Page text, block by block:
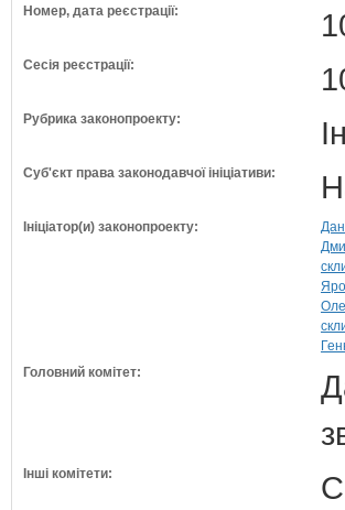
Номер, дата реєстрації:
Сесія реєстрації:
Рубрика законопроекту:
Суб'єкт права законодавчої ініціативи:
Ініціатор(и) законопроекту:
Головний комітет:
Інші комітети: